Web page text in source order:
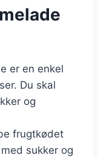
er en enkel
Du skal
og
frugtkødet
sukker og